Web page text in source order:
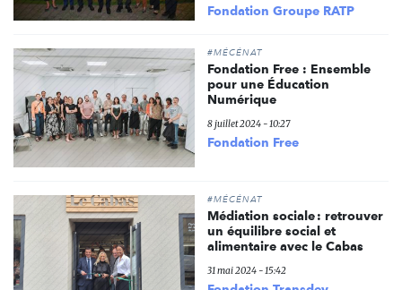
Fondation Groupe RATP
#MÉCÉNAT
Fondation Free : Ensemble
pour une Éducation
Numérique
8 juillet 2024 - 10:27
Fondation Free
#MÉCÉNAT
Médiation sociale : retrouver
un équilibre social et
alimentaire avec le Cabas
31 mai 2024 - 15:42